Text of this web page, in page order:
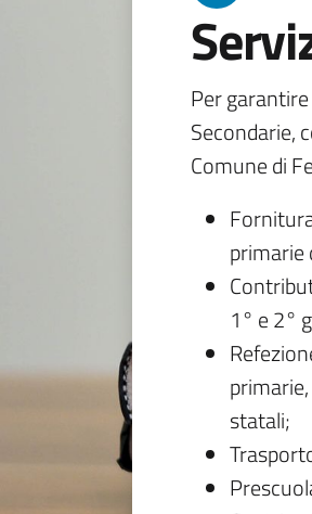
Per
Secondarie,
Comune di
primarie
1° e 2°
statali;